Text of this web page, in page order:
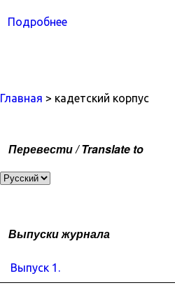
Подробнее
Главная > кадетский корпус
Перевести / Translate to
Выпуски журнала
Выпуск 1.